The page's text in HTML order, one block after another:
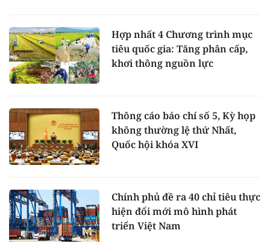
Hợp nhất 4 Chương trình mục
tiêu quốc gia: Tăng phân cấp,
khơi thông nguồn lực
Thông cáo báo chí số 5, Kỳ họp
không thường lệ thứ Nhất,
Quốc hội khóa XVI
Chính phủ đề ra 40 chỉ tiêu thực
hiện đổi mới mô hình phát
triển Việt Nam